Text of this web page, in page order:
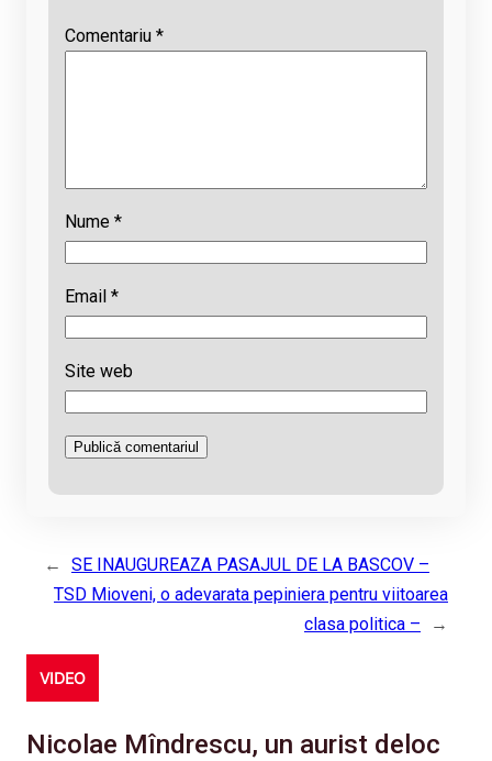
Comentariu *
Nume *
Email *
Site web
←
SE INAUGUREAZA PASAJUL DE LA BASCOV –
TSD Mioveni, o adevarata pepiniera pentru viitoarea
clasa politica –
→
VIDEO
Nicolae Mîndrescu, un aurist deloc